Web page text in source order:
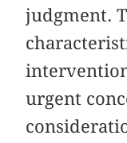
judgment.
urgent